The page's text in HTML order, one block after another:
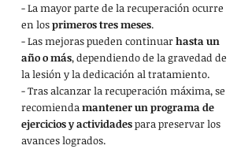
- La mayor parte de la recuperación ocurre
en los primeros tres meses.
- Las mejoras pueden continuar hasta un
año o más, dependiendo de la gravedad de
la lesión y la dedicación al tratamiento.
- Tras alcanzar la recuperación máxima, se
recomienda mantener un programa de
ejercicios y actividades para preservar los
avances logrados.